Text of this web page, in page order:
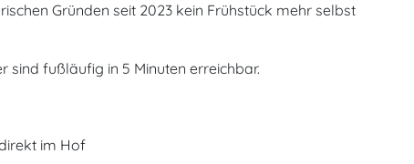
Gründen seit 2023 kein Frühstück mehr selbst
sind fußläufig in 5 Minuten erreichbar.
im Hof